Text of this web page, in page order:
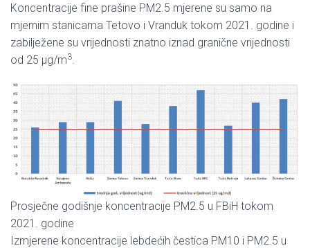
Koncentracije fine prašine PM2.5 mjerene su samo na
mjernim stanicama Tetovo i Vranduk tokom 2021. godine i
zabilježene su vrijednosti znatno iznad granične vrijednosti
od 25 µg/m3.
Prosječne godišnje koncentracije PM2.5 u FBiH tokom
2021. godine
Izmjerene koncentracije lebdećih čestica PM10 i PM2.5 u